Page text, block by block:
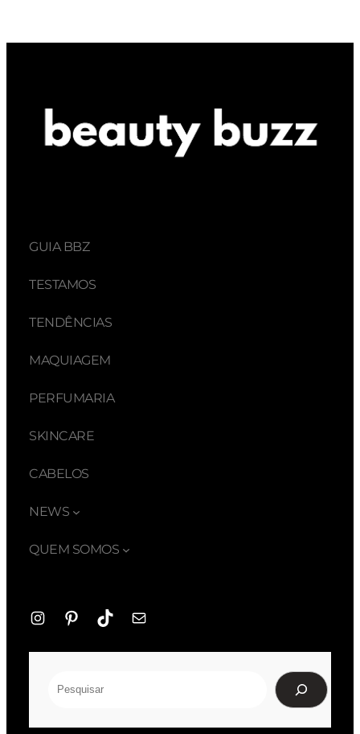
GUIA BBZ
TESTAMOS
TENDÊNCIAS
MAQUIAGEM
PERFUMARIA
SKINCARE
CABELOS
NEWS
QUEM SOMOS
InstagramPinterestTikTokE-